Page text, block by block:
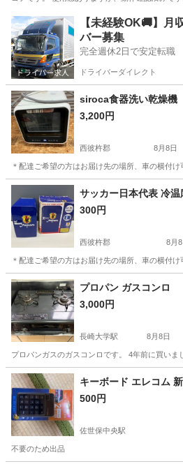
長崎 大村市 大村車両基地駅 美容
【未経験OK🚚】月
バー募集
完全週休2日で安定転職
ドライバーダイレクト
siroca食器洗い乾燥機
3,200円
西彼杵郡 8月8日
＊配達ご希望の方はお届け先の場所、車の横付
長崎 西彼杵郡 キッチン家電
サッカー日本代表 冷温
300円
西彼杵郡 8月8
＊配達ご希望の方はお届け先の場所、車の横付
長崎 西彼杵郡 キッチン家電
プロパン ガスコンロ
3,000円
長崎大学駅 8月8日
プロパンガスのガスコンロです。 4年前に買い
長崎 長崎市 長崎大学駅 キッチン
キーボード エレコム
500円
佐世保中央駅
不要のため出品